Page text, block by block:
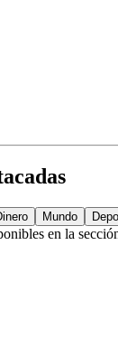
Mundo
en la